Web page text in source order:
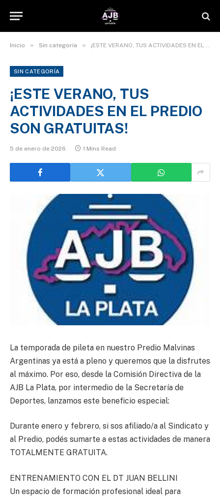
Inicio » Sin categoría » ¡ESTE VERANO, TUS ACTIVIDADES EN EL PREDIO SON GRATUITAS!
SIN CATEGORÍA
¡ESTE VERANO, TUS
ACTIVIDADES EN EL PREDIO
SON GRATUITAS!
5 de enero de 2026 1 Mins Read
La temporada de pileta en nuestro Predio Malvinas
Argentinas ya está a pleno y queremos que la disfrutes
al máximo. Por eso, desde la Comisión Directiva de la
AJB La Plata, por intermedio de la Secretaría de
Deportes, lanzamos este beneficio especial:
Durante enero y febrero, si sos afiliado/a al Sindicato y
al Predio, podés sumarte a estas actividades de manera
TOTALMENTE GRATUITA.
ENTRENAMIENTO CON EL DT JUAN BELLINI
Un espacio de formación profesional ideal para